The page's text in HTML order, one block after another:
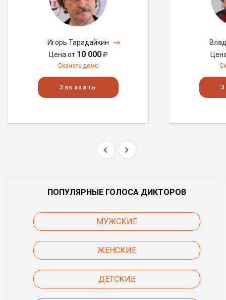
Игорь Тарадайкин
Цена от 10 000₽
Скачать демо
Заказать
ПОПУЛЯРНЫЕ ГОЛОСА ДИКТОРОВ
МУЖСКИЕ
ЖЕНСКИЕ
ДЕТСКИЕ